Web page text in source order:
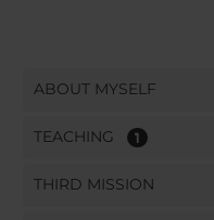
ABOUT MYSELF
TEACHING 1
THIRD MISSION